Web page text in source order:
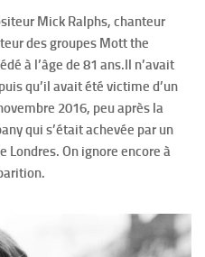
Mick Ralphs, chanteur
des groupes Mott the
à l’âge de 81 ans.Il n’avait
qu’il avait été victime d’un
2016, peu après la
qui s’était achevée par un
Londres. On ignore encore à